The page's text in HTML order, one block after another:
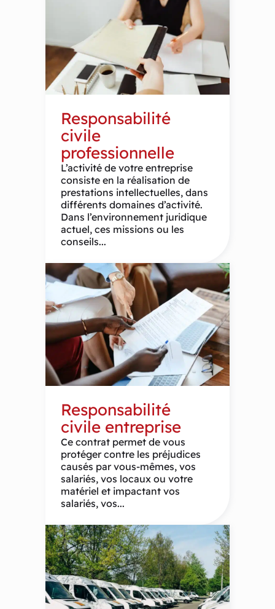
Responsabilité
civile
professionnelle
L’activité de votre entreprise
consiste en la réalisation de
prestations intellectuelles, dans
différents domaines d’activité.
Dans l’environnement juridique
actuel, ces missions ou les
conseils...
Responsabilité
civile entreprise
Ce contrat permet de vous
protéger contre les préjudices
causés par vous-mêmes, vos
salariés, vos locaux ou votre
matériel et impactant vos
salariés, vos...